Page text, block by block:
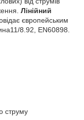
Лінійний
європейським
8.92, EN60898.
струму